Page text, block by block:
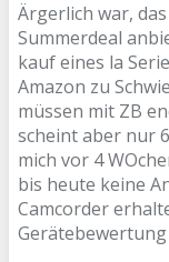
Ärgerlich war,
Summerdeal
kauf eines la
Amazon zu
müssen mit ZB
scheint aber nur
mich vor 4
bis heute keine
Camcorder